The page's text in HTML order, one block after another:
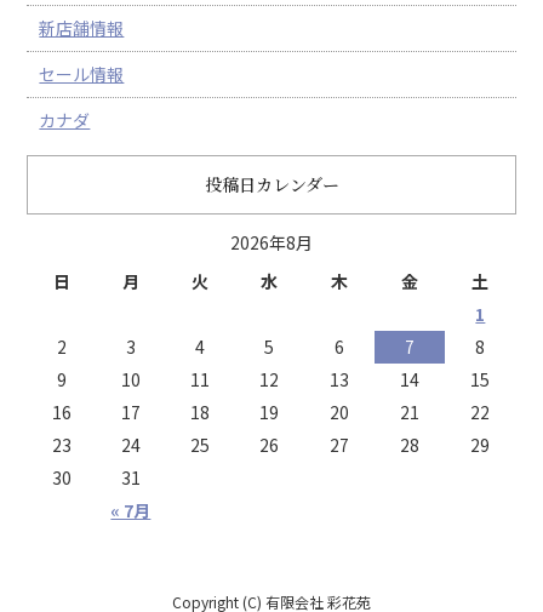
新店舗情報
セール情報
カナダ
投稿日カレンダー
2026年8月
日
月 火 水 木 金 土
« 7月
1
2
3 4 5 6 7
8
9
10 11 12 13 14
15
16
17 18 19 20 21
22
23
24 25 26 27 28
29
30
31
Copyright (C) 有限会社 彩花苑